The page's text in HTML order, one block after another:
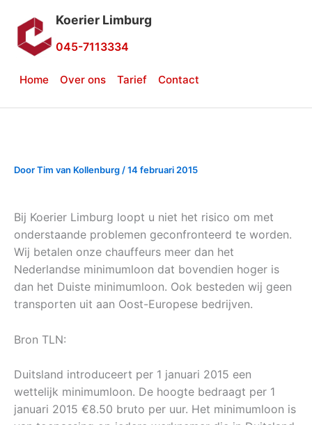
Koerier Limburg
045-7113334
Home Over ons Tarief Contact
DoorTim van Kollenburg /14 februari 2015
Bij Koerier Limburg loopt u niet het risico om met
onderstaande problemen geconfronteerd te worden.
Wij betalen onze chauffeurs meer dan het
Nederlandse minimumloon dat bovendien hoger is
dan het Duiste minimumloon. Ook besteden wij geen
transporten uit aan Oost-Europese bedrijven.
Bron TLN:
Duitsland introduceert per 1 januari 2015 een
wettelijk minimumloon. De hoogte bedraagt per 1
januari 2015 €8.50 bruto per uur. Het minimumloon is